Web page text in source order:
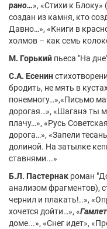
рано…», «Стихи к
создан из камня, кто
Давно…», «Книги в
холмов – как семь
М. Горький пьеса "На
С.А. Есенин
бродить, не мять в
понемногу…»,«Письмо
дорогая…», «Шаганэ ты
плачу…», «Русь
дорога…», «Запели
долиной. На затылке
ставнями...»
Б.Л. Пастернак роман
анализом фрагментов),
чернил и плакать!..»,
хочется дойти…», «Гамлет
доме...», «Снег идет»,